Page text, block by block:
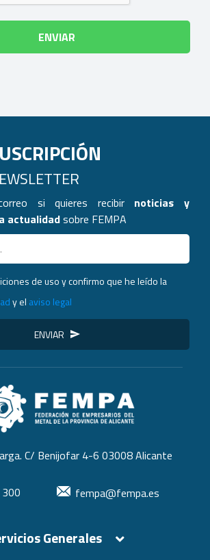
si quieres recibir noticias y
actualidadsobre FEMPA
de uso y confirmo que he leído la
y el aviso legal
ENVIAR
C/ Benijofar 4-6 03008 Alicante
fempa@fempa.es
Generales